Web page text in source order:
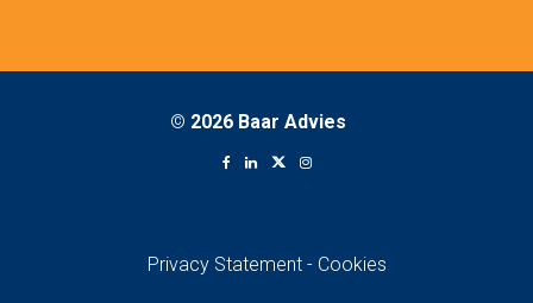
© 2026 Baar Advies
Privacy Statement - Cookies